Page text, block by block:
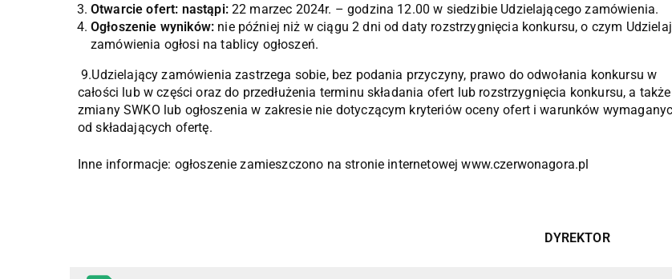
Otwarcie ofert: nastąpi:22 marzec 2024r. – godzina 12.00 w siedzibie Udzielającego zamówienia.
Ogłoszenie wyników: nie później niż w ciągu 2 dni od daty rozstrzygnięcia konkursu, o czym
zamówienia ogłosi na tablicy ogłoszeń.
9.Udzielający zamówienia zastrzega sobie, bez podania przyczyny, prawo do odwołania konkursu w
całości lub w części oraz do przedłużenia terminu składania ofert lub rozstrzygnięcia konkursu, a
zmiany SWKO lub ogłoszenia w zakresie nie dotyczącym kryteriów oceny ofert i warunków
od składających ofertę.
Inne informacje: ogłoszenie zamieszczono na stronie internetowej www.czerwonagora.pl
DYREKTOR